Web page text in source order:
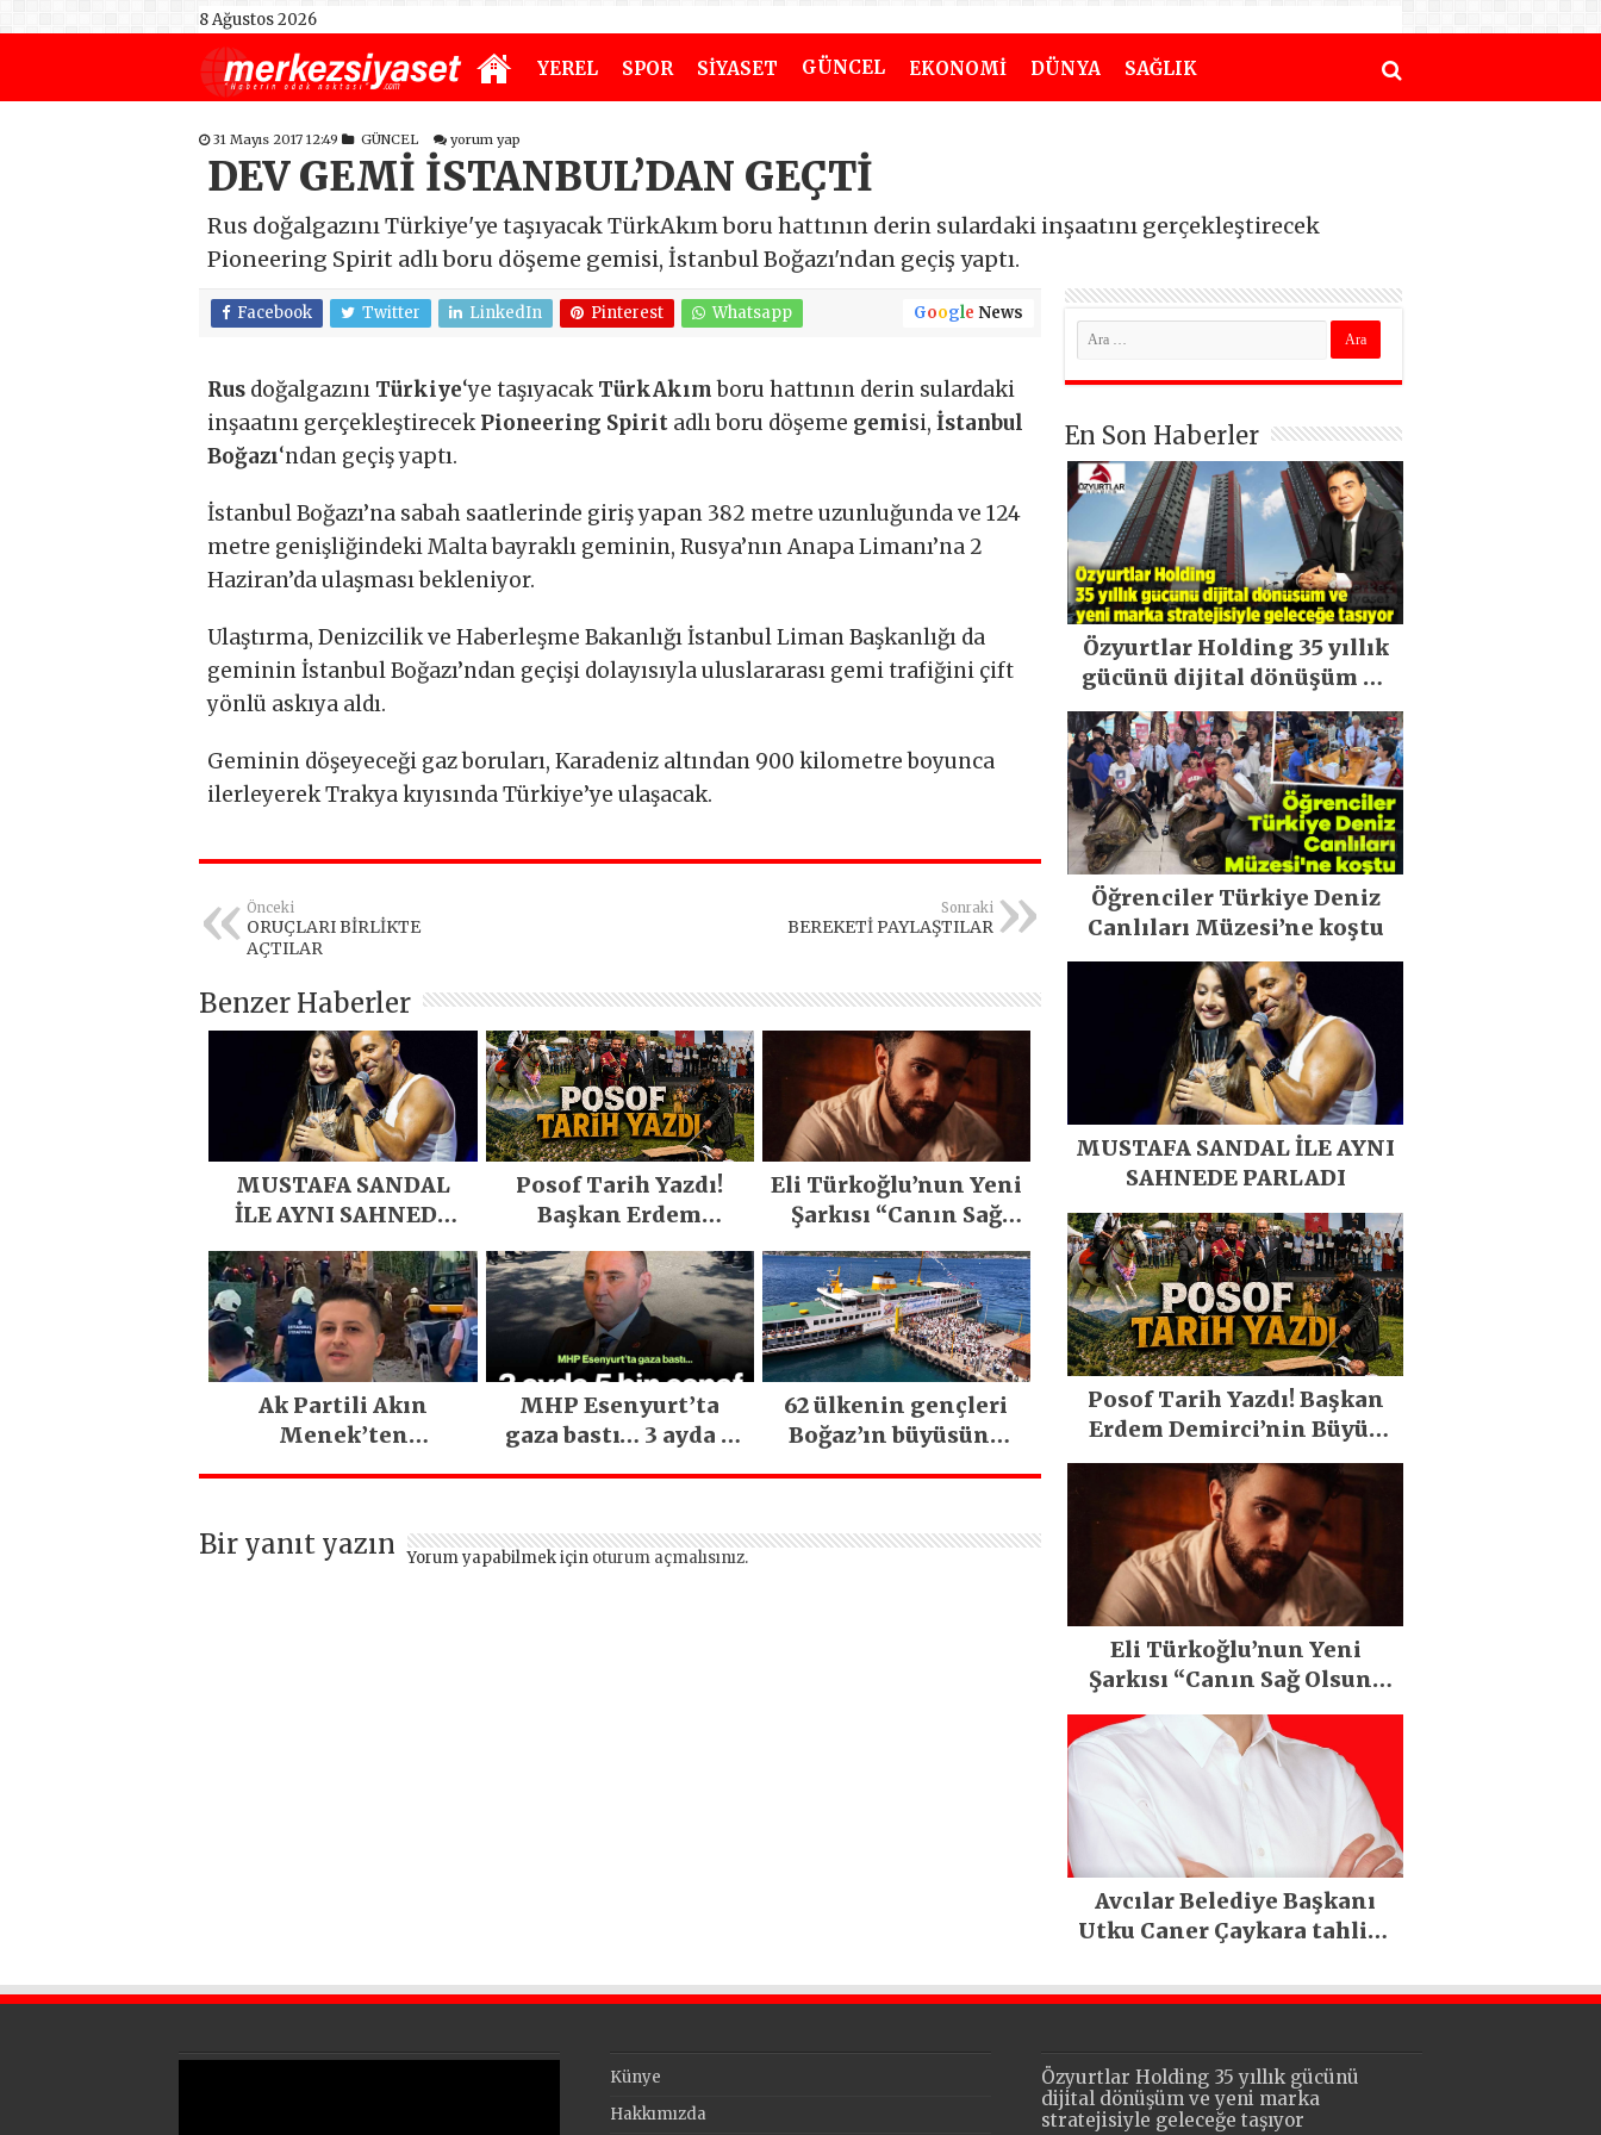
8 Ağustos 2026
YEREL SPOR SİYASET GÜNCEL EKONOMİ DÜNYA SAĞLIK
31 Mayıs 2017 12:49 GÜNCEL yorum yap
DEV GEMİ İSTANBUL’DAN GEÇTİ
Rus doğalgazını Türkiye'ye taşıyacak TürkAkım boru hattının derin sulardaki inşaatını gerçekleştirecek
Pioneering Spirit adlı boru döşeme gemisi, İstanbul Boğazı'ndan geçiş yaptı.
Facebook Twitter LinkedIn Pinterest Whatsapp Google News
Rus doğalgazını Türkiye‘ye taşıyacakTürkAkımboru hattının derin sulardaki
inşaatını gerçekleştirecekPioneering Spirit adlı boru döşeme gemisi, İstanbul
Boğazı‘ndan geçiş yaptı.
İstanbul Boğazı’na sabah saatlerinde giriş yapan 382 metre uzunluğunda ve 124
metre genişliğindeki Malta bayraklı geminin, Rusya’nın Anapa Limanı’na 2
Haziran’da ulaşması bekleniyor.
Ulaştırma, Denizcilik ve Haberleşme Bakanlığı İstanbul Liman Başkanlığı da
geminin İstanbul Boğazı’ndan geçişi dolayısıyla uluslararası gemi trafiğini çift
yönlü askıya aldı.
Geminin döşeyeceği gaz boruları, Karadeniz altından 900 kilometre boyunca
ilerleyerek Trakya kıyısında Türkiye’ye ulaşacak.
Önceki
ORUÇLARI BİRLİKTE
AÇTILAR
Sonraki
BEREKETİ PAYLAŞTILAR
Benzer Haberler
MUSTAFA SANDAL
İLE AYNI SAHNEDE
Posof Tarih Yazdı!
Başkan Erdem
Emeğiyle Son Yılların
En Büyük Festivali
Gerçekleşti
Eli Türkoğlu’nun Yeni
Şarkısı “Canın Sağ
Gördü!..
Ak Partili Akın
Menek’ten
MHP Esenyurt’ta
gaza bastı… 3 ayda 5
62 ülkenin gençleri
Boğaz’ın büyüsüne
Bir yanıt yazın Yorum yapabilmek için oturum açmalısınız.
En Son Haberler
Özyurtlar Holding 35 yıllık
gücünü dijital dönüşüm ve
yeni marka stratejisiyle
geleceğe taşıyor
Öğrenciler Türkiye Deniz
Canlıları Müzesi’ne koştu
MUSTAFA SANDAL İLE AYNI
SAHNEDE PARLADI
Posof Tarih Yazdı! Başkan
Erdem Demirci’nin Büyük
Emeğiyle Son Yılların En
Büyük Festivali Gerçekleşti
Eli Türkoğlu’nun Yeni
Şarkısı “Canın Sağ Olsun”
Büyük İlgi Gördü!..
Avcılar Belediye Başkanı
Utku Caner Çaykara tahliye
Künye
Hakkımızda
Özyurtlar Holding 35 yıllık gücünü
dijital dönüşüm ve yeni marka
stratejisiyle geleceğe taşıyor